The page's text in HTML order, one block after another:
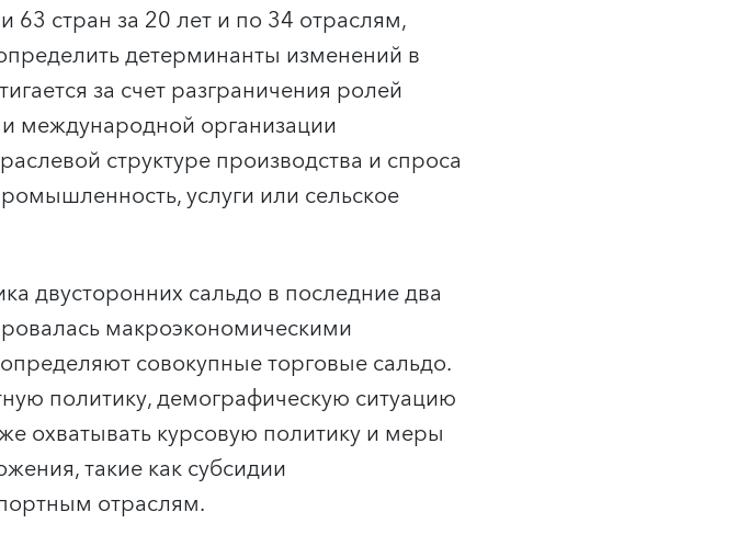
стран за 20 лет и по 34 отраслям,
детерминанты изменений в
за счет разграничения ролей
международной организации
структуре производства и спроса
услуги или сельское
двусторонних сальдо в последние два
макроэкономическими
совокупные торговые сальдо.
политику, демографическую ситуацию
охватывать курсовую политику и меры
такие как субсидии
отраслям.